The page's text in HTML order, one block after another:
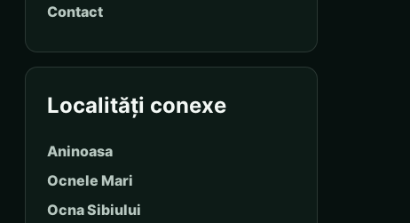
Contact
Localități conexe
Aninoasa
Ocnele Mari
Ocna Sibiului